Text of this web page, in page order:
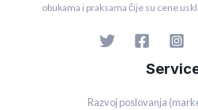
obukama i praksama čije su cene
Razvoj poslovanja